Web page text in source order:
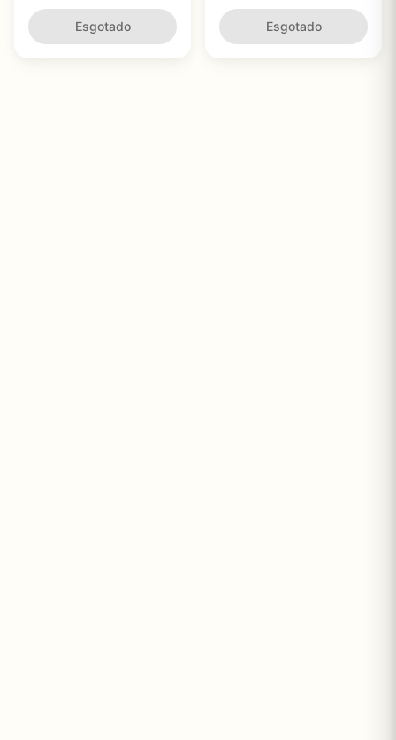
UN
Esgotado
15ml
Esgotado